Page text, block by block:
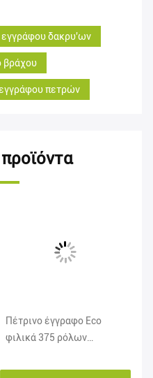
εγγράφου δακρυ'ων
βράχου
πετρών
Πέτρινο έγγραφο Eco
φιλικά 375 ρόλων
ανθεκτικό πέτρινο -